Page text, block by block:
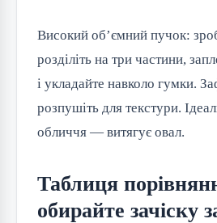
Високий об’ємний пучок:
розділіть на три частини,
і укладайте навколо гумки.
розпушіть для текстури.
обличчя — витягує овал.
Таблиця
обирайте зачіску